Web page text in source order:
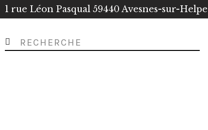
1 rue Léon Pasqual 59440 Avesnes-sur-Helpe